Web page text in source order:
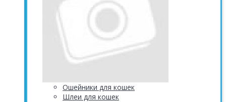
Ошейники для кошек
Шлеи для кошек